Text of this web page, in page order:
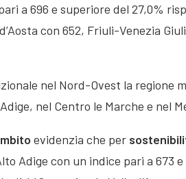
a 696 e superiore del 27,0%
con 652, Friuli-Venezia
nel Nord-Ovest la regione
nel Centro le Marche e nel
evidenzia che per
Adige con un indice pari a 673